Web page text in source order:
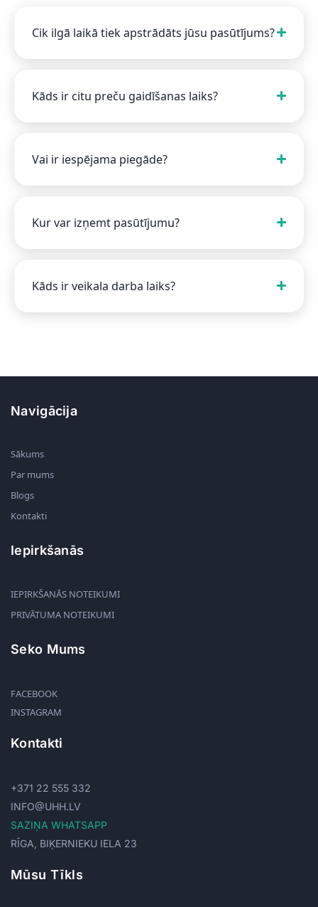
Cik ilgā laikā tiek apstrādāts jūsu pasūtījums?
Kāds ir citu preču gaidīšanas laiks?
Vai ir iespējama piegāde?
Kur var izņemt pasūtījumu?
Kāds ir veikala darba laiks?
Navigācija
Sākums
Par mums
Blogs
Kontakti
Iepirkšanās
IEPIRKŠANĀS NOTEIKUMI
PRIVĀTUMA NOTEIKUMI
Seko Mums
FACEBOOK
INSTAGRAM
Kontakti
+371 22 555 332
INFO@UHH.LV
SAZIŅA WHATSAPP
RĪGA, BIĶERNIEKU IELA 23
Mūsu Tīkls